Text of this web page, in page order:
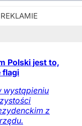
Polski jest to,
flagi
wystąpieniu
z